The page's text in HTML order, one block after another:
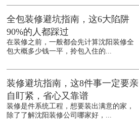
全包装修避坑指南，这6大陷阱
90%的人都踩过
在装修之前，一般都会先计算沈阳装修全
包大概多少钱一平，拎包入住的...
装修避坑指南，这8件事一定要亲
自盯紧，省心又靠谱
装修是件系统工程，想要装出满意的家，
除了了解沈阳装修公司哪家好，...